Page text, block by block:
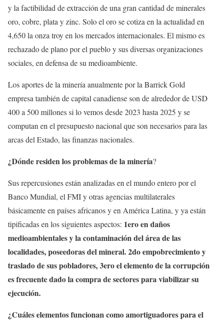
y la factibilidad de extracción de una gran cantidad de minerales
oro, cobre, plata y zinc. Solo el oro se cotiza en la actualidad en
4,650 la onza troy en los mercados internacionales. El mismo es
rechazado de plano por el pueblo y sus diversas organizaciones
sociales, en defensa de su medioambiente.
Los aportes de la minería anualmente por la Barrick Gold
empresa también de capital canadiense son de alrededor de USD
400 a 500 millones si lo vemos desde 2023 hasta 2025 y se
computan en el presupuesto nacional que son necesarios para las
arcas del Estado, las finanzas nacionales.
¿Dónde residen los problemas de la minería?
Sus repercusiones están analizadas en el mundo entero por el
Banco Mundial, el FMI y otras agencias multilaterales
básicamente en países africanos y en América Latina, y ya están
tipificadas en los siguientes aspectos: 1ero en daños
medioambientales y la contaminación del área de las
localidades, poseedoras del mineral. 2do empobrecimiento y
traslado de sus pobladores, 3ero el elemento de la corrupción
es frecuente dado la compra de sectores para viabilizar su
ejecución.
¿Cuáles elementos funcionan como amortiguadores para el